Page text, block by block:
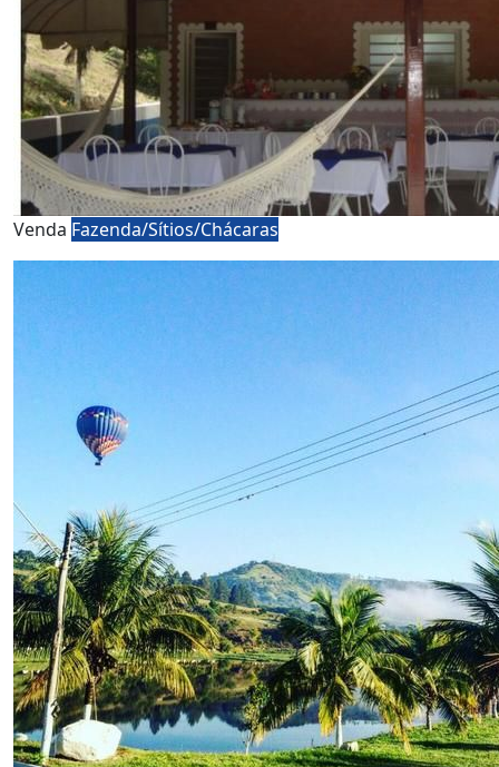
Venda Fazenda/Sítios/Chácaras